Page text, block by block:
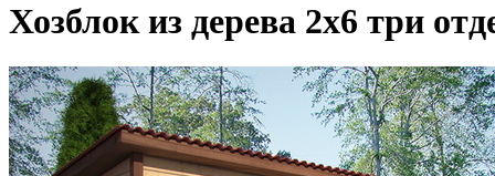
Хозблок из дерева 2х6 три